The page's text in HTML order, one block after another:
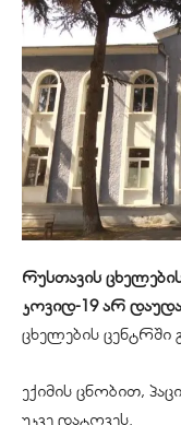
რუსთავის
კოვიდ-19 არ
ცხელების ცენტრში
ექიმის ცნობით,
უკვე დატოვეს.